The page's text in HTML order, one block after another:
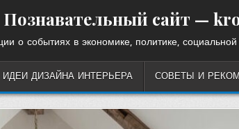
Познавательный сайт —
о событиях в экономике, политике, социальной
ИДЕИ ДИЗАЙНА ИНТЕРЬЕРА СОВЕТЫ И